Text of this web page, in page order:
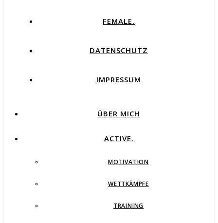
FEMALE.
DATENSCHUTZ
IMPRESSUM
ÜBER MICH
ACTIVE.
MOTIVATION
WETTKÄMPFE
TRAINING